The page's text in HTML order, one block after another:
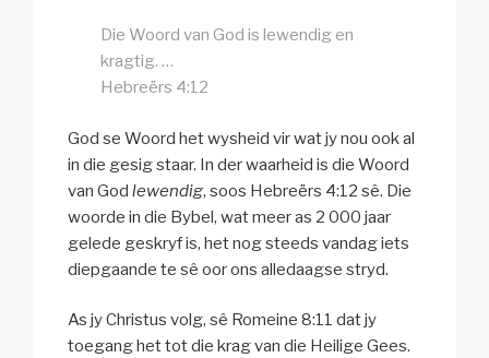
Die Woord van God is lewendig en
kragtig. …
Hebreërs 4:12
God se Woord het wysheid vir wat jy nou ook al
in die gesig staar. In der waarheid is die Woord
van God lewendig, soos Hebreërs 4:12 sê. Die
woorde in die Bybel, wat meer as 2 000 jaar
gelede geskryf is, het nog steeds vandag iets
diepgaande te sê oor ons alledaagse stryd.
As jy Christus volg, sê Romeine 8:11 dat jy
toegang het tot die krag van die Heilige Gees.